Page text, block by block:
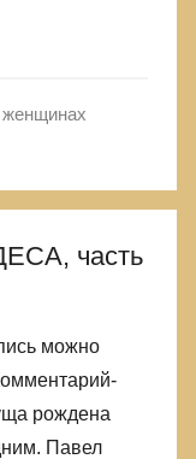
часть
можно
рождена
Павел